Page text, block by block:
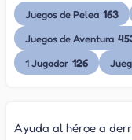
Juegos de Pelea 163
Juegos de Aventura
1 Jugador 126
Ayuda al héroe a